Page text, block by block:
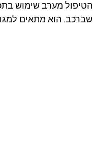
הטיפול מערב שימוש
שברכב. הוא מתאים